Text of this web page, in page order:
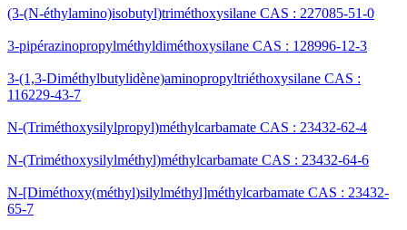
(3-(N-éthylamino)isobutyl)triméthoxysilane CAS : 227085-51-0
3-pipérazinopropylméthyldiméthoxysilane CAS : 128996-12-3
3-(1,3-Diméthylbutylidène)aminopropyltriéthoxysilane CAS :
116229-43-7
N-(Triméthoxysilylpropyl)méthylcarbamate CAS : 23432-62-4
N-(Triméthoxysilylméthyl)méthylcarbamate CAS : 23432-64-6
N-[Diméthoxy(méthyl)silylméthyl]méthylcarbamate CAS : 23432-
65-7